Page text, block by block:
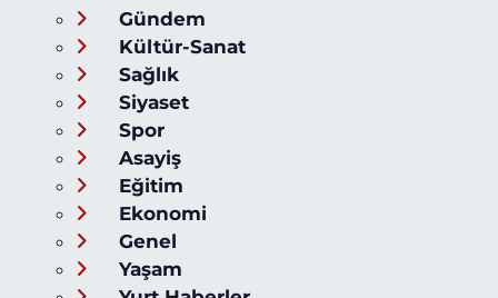
Gündem
Kültür-Sanat
Sağlık
Siyaset
Spor
Asayiş
Eğitim
Ekonomi
Genel
Yaşam